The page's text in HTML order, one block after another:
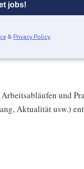
jobs!
& Privacy Policy.
und
Aktualität usw.)